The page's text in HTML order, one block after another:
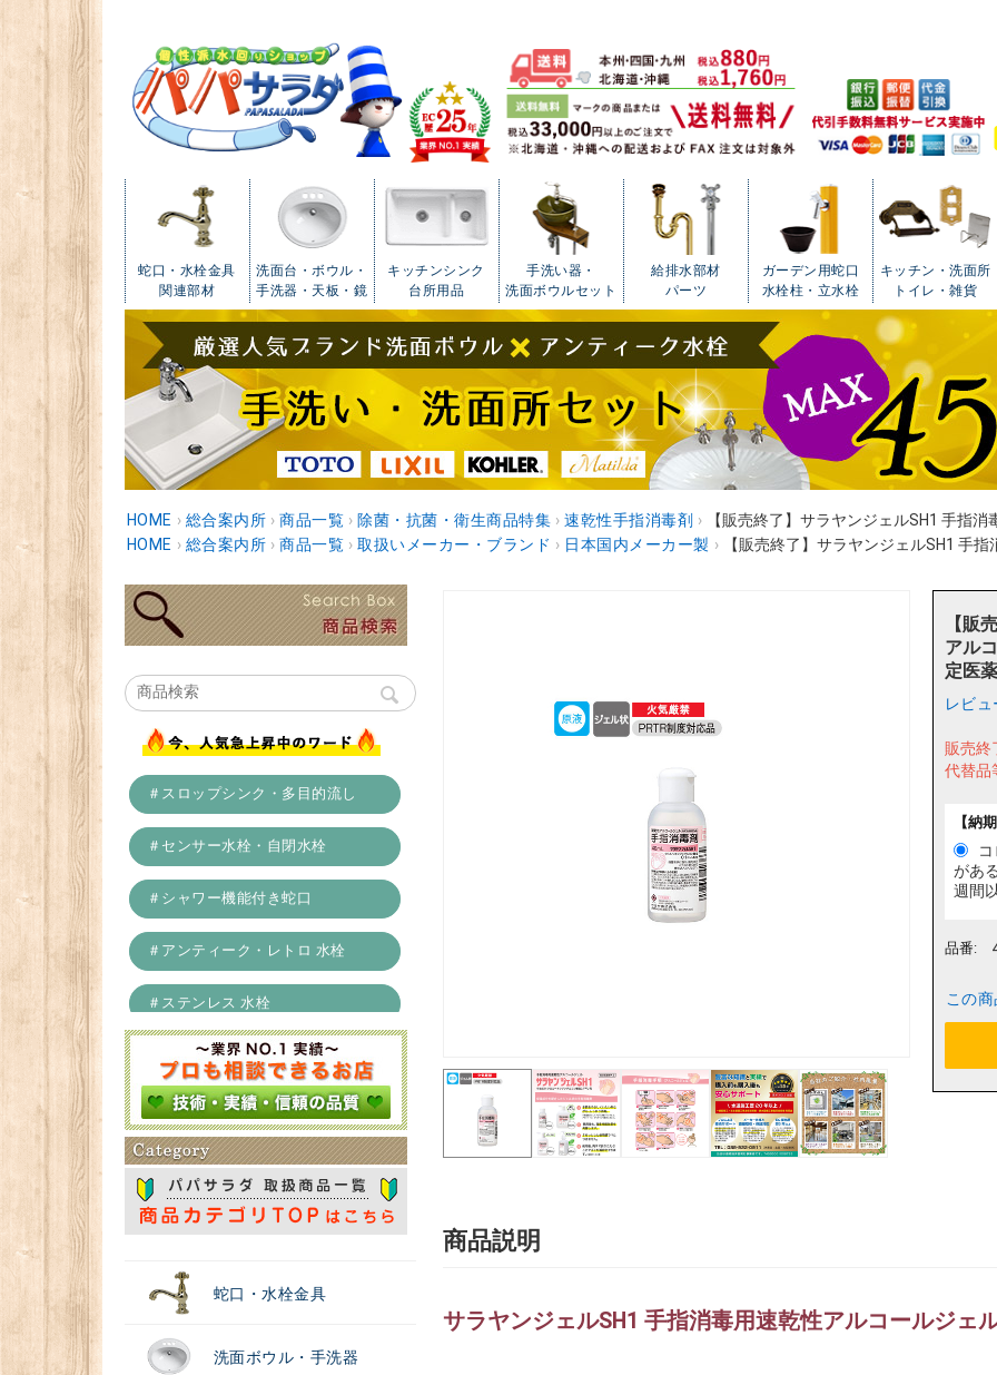
蛇口・水栓金具
関連部材
洗面台・ボウル・
手洗器・天板・鏡
キッチンシンク
台所用品
手洗い器・
洗面ボウルセット
給排水部材
パーツ
ガーデン用蛇口
水栓柱・立水栓
キッチン・洗面所
トイレ・雑貨
HOME › 総合案内所 › 商品一覧 › 除菌・抗菌・衛生商品特集 › 速乾性手指消毒剤 ›
【販売終了】サラヤンジェルSH1 手指
HOME › 総合案内所 › 商品一覧 › 取扱いメーカー・ブランド › 日本国内メーカー製 › 【販売終了】サラヤンジェルSH1 手
＃スロップシンク・多目的流し
＃センサー水栓・自閉水栓
＃シャワー機能付き蛇口
＃アンティーク・レトロ 水栓
＃ステンレス 水栓
＃浄水器
蛇口・水栓金具
洗面ボウル・手洗器
【販
アル
定医
レビ
販売終
代替品
【納
があ
週間
品番:
この
商品説明
サラヤンジェルSH1 手指消毒用速乾性アルコールジェ